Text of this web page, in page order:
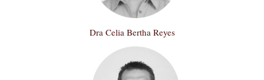
Dra Celia Bertha Reyes